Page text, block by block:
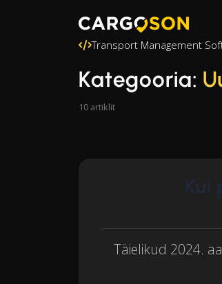
Transport Management
Kategooria:
10 artiklit
Kui
Täielikud 2024.